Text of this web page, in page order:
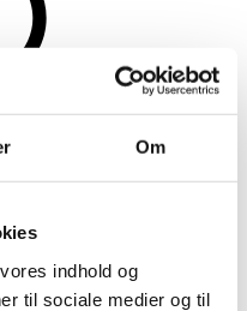
Om
indhold og
til sociale medier og til
dertil en
sølv